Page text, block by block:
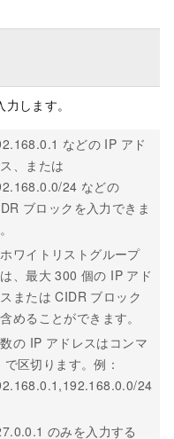
します。
などの IP アド
、または
24 などの
ブロックを入力できま
ワイトリストグループ
、最大 300 個の IP アド
または CIDR ブロック
めることができます。
の IP アドレスはコンマ
で区切ります。例：
24
のみを入力する